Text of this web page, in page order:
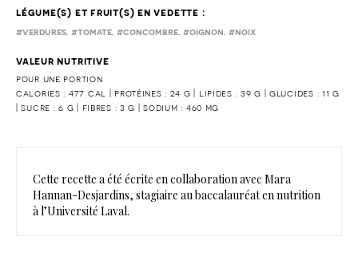
légume(s) et fruit(s) en vedette :
#verdures, #tomate, #concombre, #oignon, #noix
valeur nutritive
pour une portion
calories : 477 cal | protéines : 24 g | lipides : 39 g | glucides : 11 g
| sucre : 6 g | fibres : 3 g | sodium : 460 mg
Cette recette a été écrite en collaboration avec Mara
Hannan-Desjardins, stagiaire au baccalauréat en nutrition
à l’Université Laval.